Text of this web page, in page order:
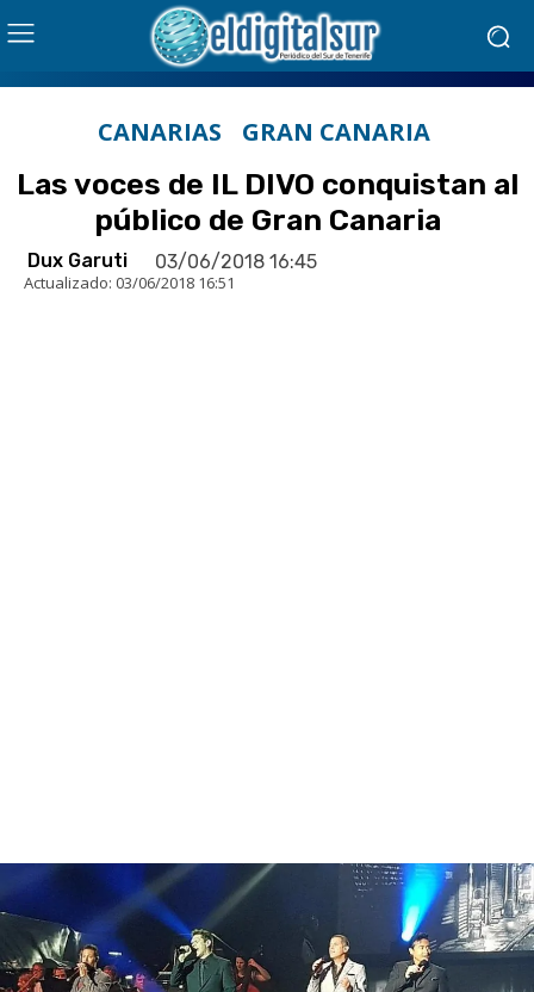
CANARIAS GRAN CANARIA
Las voces de IL DIVO conquistan al
público de Gran Canaria
Dux Garuti 03/06/2018 16:45
Actualizado: 03/06/2018 16:51